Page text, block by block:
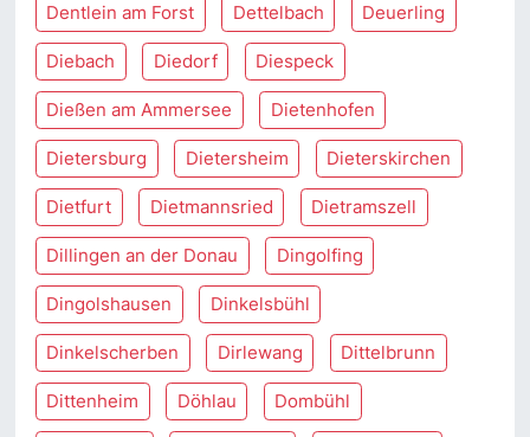
Dentlein am Forst Dettelbach Deuerling
Diebach Diedorf Diespeck
Dießen am Ammersee Dietenhofen
Dietersburg Dietersheim Dieterskirchen
Dietfurt Dietmannsried Dietramszell
Dillingen an der Donau Dingolfing
Dingolshausen Dinkelsbühl
Dinkelscherben Dirlewang Dittelbrunn
Dittenheim Döhlau Dombühl